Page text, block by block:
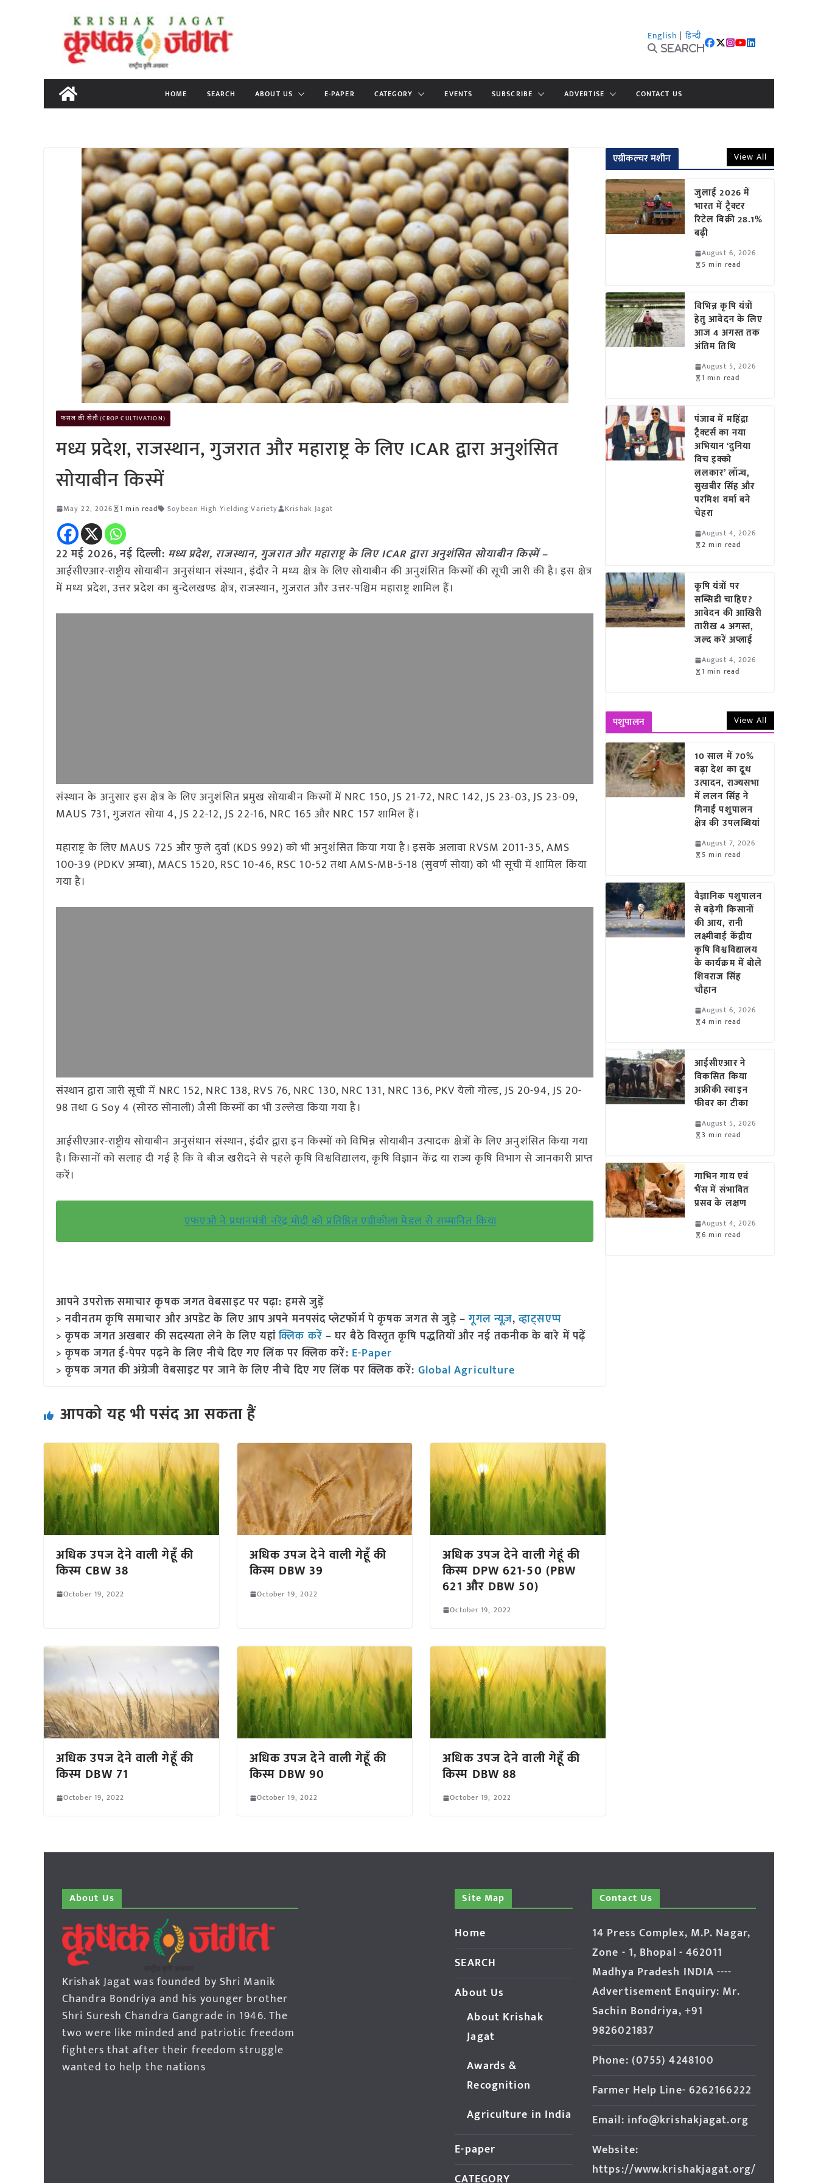
content
English | हिन्दी
Search
HOME SEARCH ABOUT US E-PAPER CATEGORY EVENTS SUBSCRIBE ADVERTISE CONTACT US
फसल की खेती (CROP CULTIVATION)
मध्य प्रदेश, राजस्थान, गुजरात और महाराष्ट्र के लिए ICAR द्वारा अनुशंसित
सोयाबीन किस्में
May 22, 2026 1 min read Soybean High Yielding Variety Krishak Jagat
22 मई 2026, नई दिल्ली: मध्य प्रदेश, राजस्थान, गुजरात और महाराष्ट्र के लिए ICAR द्वारा अनुशंसित सोयाबीन किस्में –
आईसीएआर-राष्ट्रीय सोयाबीन अनुसंधान संस्थान, इंदौर ने मध्य क्षेत्र के लिए सोयाबीन की अनुशंसित किस्मों की सूची जारी की है। इस क्षेत्र
में मध्य प्रदेश, उत्तर प्रदेश का बुन्देलखण्ड क्षेत्र, राजस्थान, गुजरात और उत्तर-पश्चिम महाराष्ट्र शामिल हैं।
संस्थान के अनुसार इस क्षेत्र के लिए अनुशंसित प्रमुख सोयाबीन किस्मों में NRC 150, JS 21-72, NRC 142, JS 23-03, JS 23-09,
MAUS 731, गुजरात सोया 4, JS 22-12, JS 22-16, NRC 165 और NRC 157 शामिल हैं।
महाराष्ट्र के लिए MAUS 725 और फुले दुर्वा (KDS 992) को भी अनुशंसित किया गया है। इसके अलावा RVSM 2011-35, AMS
100-39 (PDKV अम्बा), MACS 1520, RSC 10-46, RSC 10-52 तथा AMS-MB-5-18 (सुवर्ण सोया) को भी सूची में शामिल किया
गया है।
संस्थान द्वारा जारी सूची में NRC 152, NRC 138, RVS 76, NRC 130, NRC 131, NRC 136, PKV येलो गोल्ड, JS 20-94, JS 20-
98 तथा G Soy 4 (सोरठ सोनाली) जैसी किस्मों का भी उल्लेख किया गया है।
आईसीएआर-राष्ट्रीय सोयाबीन अनुसंधान संस्थान, इंदौर द्वारा इन किस्मों को विभिन्न सोयाबीन उत्पादक क्षेत्रों के लिए अनुशंसित किया गया
है। किसानों को सलाह दी गई है कि वे बीज खरीदने से पहले कृषि विश्वविद्यालय, कृषि विज्ञान केंद्र या राज्य कृषि विभाग से जानकारी प्राप्त
करें।
एफएओ ने प्रधानमंत्री नरेंद्र मोदी को प्रतिष्ठित एग्रीकोला मेडल से सम्मानित किया
आपने उपरोक्त समाचार कृषक जगत वेबसाइट पर पढ़ा: हमसे जुड़ें
> नवीनतम कृषि समाचार और अपडेट के लिए आप अपने मनपसंद प्लेटफॉर्म पे कृषक जगत से जुड़े –गूगल न्यूज़,व्हाट्सएप्प
> कृषक जगत अखबार की सदस्यता लेने के लिए यहांक्लिक करें – घर बैठे विस्तृत कृषि पद्धतियों और नई तकनीक के बारे में पढ़ें
> कृषक जगत ई-पेपर पढ़ने के लिए नीचे दिए गए लिंक पर क्लिक करें: E-Paper
> कृषक जगत की अंग्रेजी वेबसाइट पर जाने के लिए नीचे दिए गए लिंक पर क्लिक करें: Global Agriculture
आपको यह भी पसंद आ सकता हैं
अधिक उपज देने वाली गेहूँ की
किस्म CBW 38
October 19, 2022
अधिक उपज देने वाली गेहूँ की
किस्म DBW 39
October 19, 2022
अधिक उपज देने वाली गेहूं की
किस्म DPW 621-50 (PBW
621 और DBW 50)
October 19, 2022
अधिक उपज देने वाली गेहूँ की
किस्म DBW 71
October 19, 2022
अधिक उपज देने वाली गेहूँ की
किस्म DBW 90
October 19, 2022
अधिक उपज देने वाली गेहूँ की
किस्म DBW 88
October 19, 2022
एग्रीकल्चर मशीन View All
जुलाई 2026 में
भारत में ट्रैक्टर
रिटेल बिक्री 28.1%
बढ़ी
August 6, 2026
5 min read
विभिन्न कृषि यंत्रों
हेतु आवेदन के लिए
आज 4 अगस्त तक
अंतिम तिथि
August 5, 2026
1 min read
पंजाब में महिंद्रा
ट्रैक्टर्स का नया
अभियान ‘दुनिया
विच इक्को
ललकार’ लॉन्च,
सुखबीर सिंह और
परमिश वर्मा बने
चेहरा
August 4, 2026
2 min read
कृषि यंत्रों पर
सब्सिडी चाहिए?
आवेदन की आखिरी
तारीख 4 अगस्त,
जल्द करें अप्लाई
August 4, 2026
1 min read
पशुपालन View All
10 साल में 70%
बढ़ा देश का दूध
उत्पादन, राज्यसभा
में ललन सिंह ने
गिनाईं पशुपालन
क्षेत्र की उपलब्धियां
August 7, 2026
5 min read
वैज्ञानिक पशुपालन
से बढ़ेगी किसानों
की आय, रानी
लक्ष्मीबाई केंद्रीय
कृषि विश्वविद्यालय
के कार्यक्रम में बोले
शिवराज सिंह
चौहान
August 6, 2026
4 min read
आईसीएआर ने
विकसित किया
अफ्रीकी स्वाइन
फीवर का टीका
August 5, 2026
3 min read
गाभिन गाय एवं
भैंस में संभावित
प्रसव के लक्षण
August 4, 2026
6 min read
About Us
Krishak Jagat was founded by Shri Manik
Chandra Bondriya and his younger brother
Shri Suresh Chandra Gangrade in 1946. The
two were like minded and patriotic freedom
fighters that after their freedom struggle
wanted to help the nations
Site Map
Home
SEARCH
About Us
About Krishak
Jagat
Awards &
Recognition
Agriculture in India
E-paper
Contact Us
14 Press Complex, M.P. Nagar,
Zone - 1, Bhopal - 462011
Madhya Pradesh INDIA ----
Advertisement Enquiry: Mr.
Sachin Bondriya, +91
9826021837
Phone: (0755) 4248100
Farmer Help Line- 6262166222
Email: info@krishakjagat.org
Website:
https://www.krishakjagat.org/